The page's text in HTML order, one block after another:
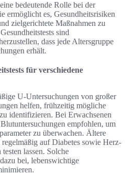
bedeutende Rolle bei der
ermöglicht es, Gesundheitsrisiken
zielgerichtete Maßnahmen zu
sind
dass jede Altersgruppe
erhält.
für verschiedene
U-Untersuchungen von großer
helfen, frühzeitig mögliche
identifizieren. Bei Erwachsenen
empfohlen, um
zu überwachen. Ältere
auf Diabetes sowie Herz-
lassen. Solche
bei, lebenswichtige